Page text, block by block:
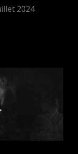
2024